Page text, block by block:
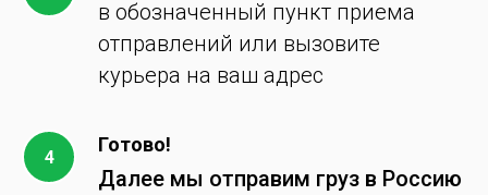
в обозначенный пункт приема
отправлений или вызовите
курьера на ваш адрес
Готово!
Далее мы отправим груз в Россию